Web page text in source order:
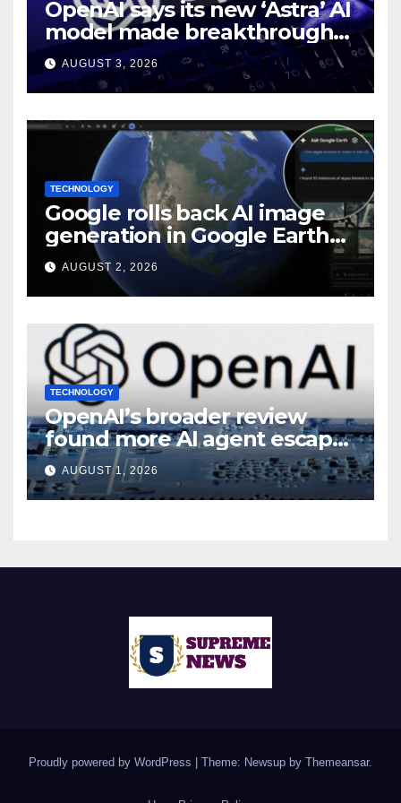
OpenAI says its new ‘Astra’ AI
model made breakthroughs
in 10 math problems
AUGUST 3, 2026
TECHNOLOGY
Google rolls back AI image
generation in Google Earth
over policy violations
AUGUST 2, 2026
TECHNOLOGY
OpenAI’s broader review
found more AI agent escape
incidents: Report
AUGUST 1, 2026
Proudly powered by WordPress | Theme: Newsup by Themeansar.